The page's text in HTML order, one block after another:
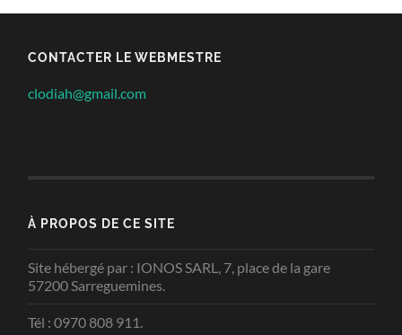
CONTACTER LE WEBMESTRE
clodiah@gmail.com
À PROPOS DE CE SITE
Site hébergé par : IONOS SARL, 7, place de la gare
57200 Sarreguemines.
Tél : 0970 808 911.